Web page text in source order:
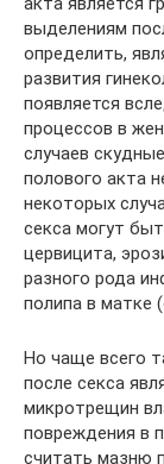
выделениям
определить,
развития
появляется
процессов в
случаев
полового акта
некоторых
секса могут
цервицита,
разного рода
полипа в матке
Но чаще всего
после секса
микротрещин
повреждения в
считать мазню